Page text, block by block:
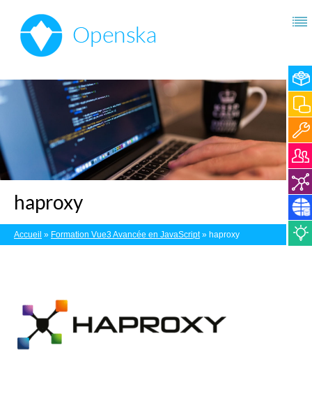
haproxy
Accueil » Formation Vue3 Avancée en JavaScript» haproxy